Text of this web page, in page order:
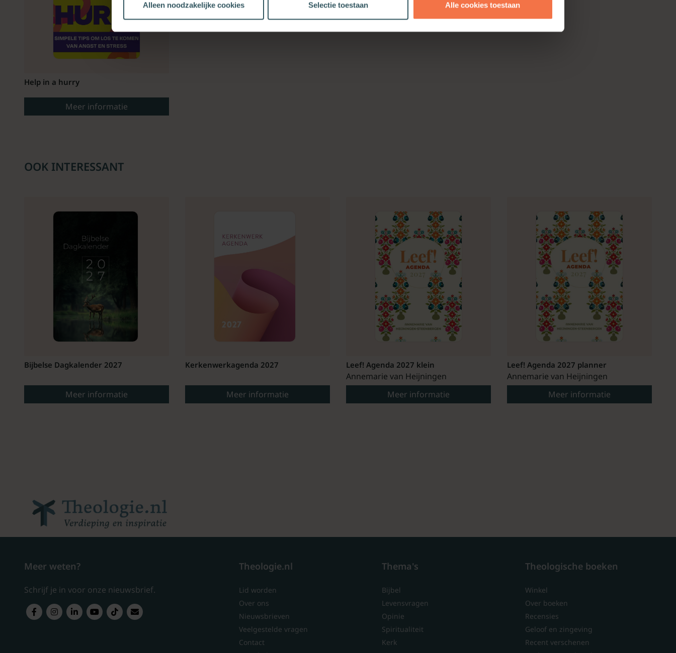
Alleen noodzakelijke cookies Selectie toestaan Alle cookies toestaan
Help in a hurry
Meer informatie
OOK INTERESSANT
Bijbelse Dagkalender 2027
Meer informatie
Kerkenwerkagenda 2027
Meer informatie
Leef! Agenda 2027 klein
Annemarie van Heijningen
Meer informatie
Leef! Agenda 2027 planner
Annemarie van Heijningen
Meer informatie
Meer weten?
Schrijf je in voor onze nieuwsbrief.
Theologie.nl
Lid worden
Over ons
Nieuwsbrieven
Veelgestelde vragen
Contact
Thema's
Bijbel
Levensvragen
Opinie
Spiritualiteit
Kerk
Theologische boeken
Winkel
Over boeken
Recensies
Geloof en zingeving
Recent verschenen